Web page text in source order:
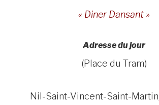
« DinerDansant »
Adresse du jour
(Place du Tram)
Nil-Saint-Vincent-Saint-